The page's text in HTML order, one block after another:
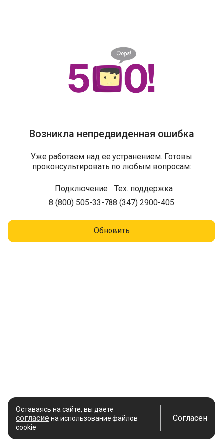
Возникла непредвиденная ошибка
Уже работаем над ее устранением. Готовы
проконсультировать по любым вопросам:
Подключение
8 (800) 505-33-78
Тех. поддержка
8 (347) 2900-405
Обновить
Оставаясь на сайте, вы даете
согласие на использование файлов
cookie
Согласен